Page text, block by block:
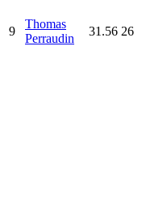
9
Thomas
Perraudin
31.56 26